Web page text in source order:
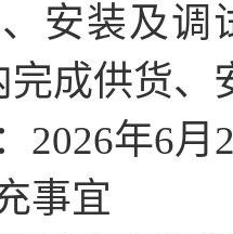
安装及调
完成供货、
2026年6月
事宜